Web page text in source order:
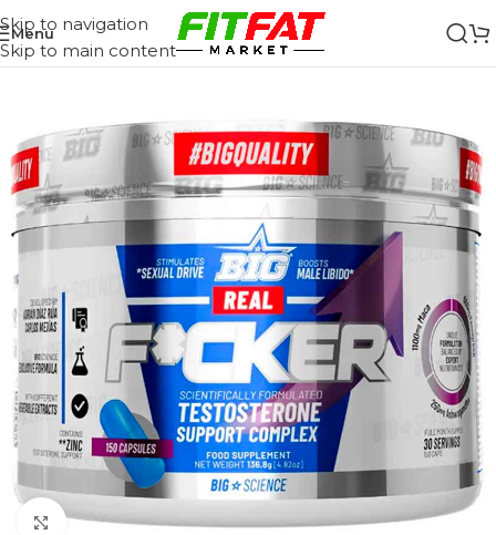
Skip to navigation
Skip to main content
Menu
Click to enlarge